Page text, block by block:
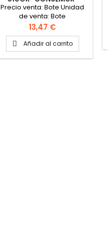
Precio venta: Bote Unidad
de venta: Bote
Precio
13,47 €
 Añadir al carrito